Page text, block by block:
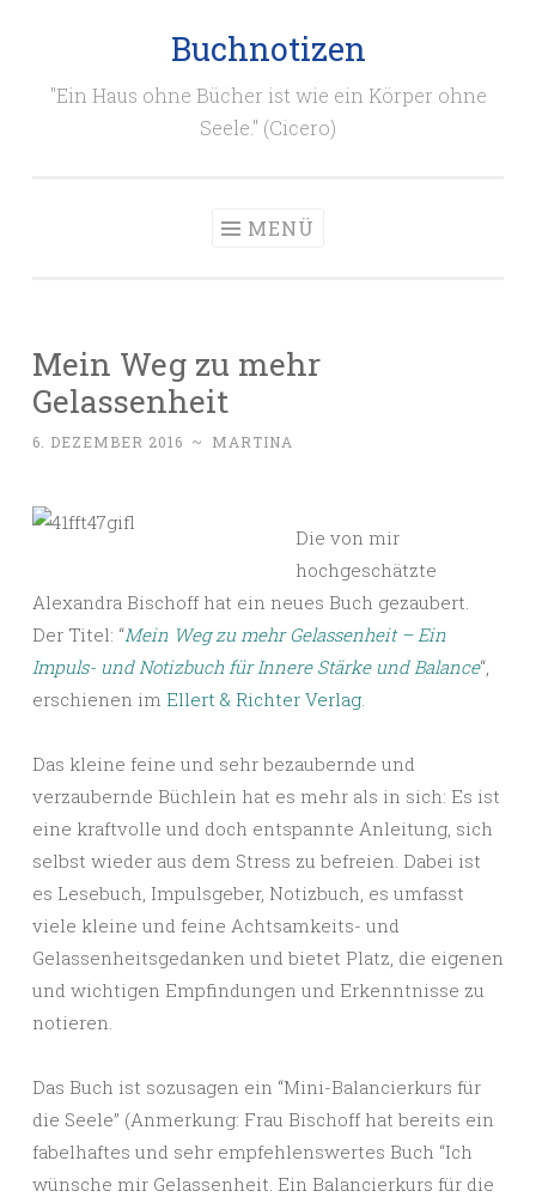
Buchnotizen
"Ein Haus ohne Bücher ist wie ein Körper ohne
Seele." (Cicero)
MENÜ
Mein Weg zu mehr
Gelassenheit
6. DEZEMBER 2016 ~ MARTINA
Die von mir
hochgeschätzte
Alexandra Bischoff hat ein neues Buch gezaubert.
Der Titel: “Mein Weg zu mehr Gelassenheit – Ein
Impuls- und Notizbuch für Innere Stärke und Balance“,
erschienen im Ellert & Richter Verlag.
Das kleine feine und sehr bezaubernde und
verzaubernde Büchlein hat es mehr als in sich: Es ist
eine kraftvolle und doch entspannte Anleitung, sich
selbst wieder aus dem Stress zu befreien. Dabei ist
es Lesebuch, Impulsgeber, Notizbuch, es umfasst
viele kleine und feine Achtsamkeits- und
Gelassenheitsgedanken und bietet Platz, die eigenen
und wichtigen Empfindungen und Erkenntnisse zu
notieren.
Das Buch ist sozusagen ein “Mini-Balancierkurs für
die Seele” (Anmerkung: Frau Bischoff hat bereits ein
fabelhaftes und sehr empfehlenswertes Buch “Ich
wünsche mir Gelassenheit. Ein Balancierkurs für die